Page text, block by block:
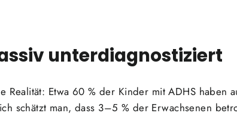
unterdiagnostiziert
Etwa 60 % der Kinder mit ADHS haben
schätzt man, dass 3–5 % der Erwachsenen